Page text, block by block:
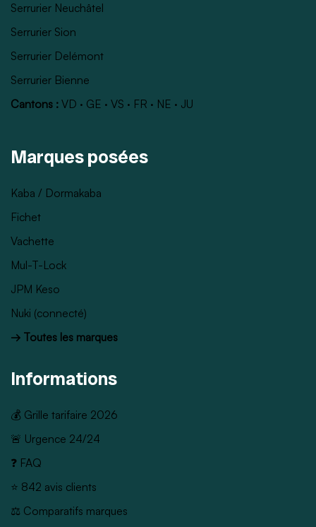
Serrurier Neuchâtel
Serrurier Sion
Serrurier Delémont
Serrurier Bienne
Cantons : VD · GE · VS · FR · NE · JU
Marques posées
Kaba / Dormakaba
Fichet
Vachette
Mul-T-Lock
JPM Keso
Nuki (connecté)
→ Toutes les marques
Informations
💰 Grille tarifaire 2026
🚨 Urgence 24/24
❓ FAQ
⭐ 842 avis clients
⚖️ Comparatifs marques